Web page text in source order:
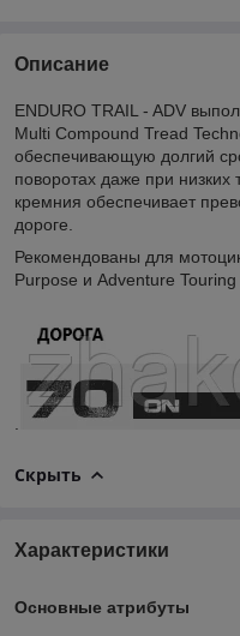
Описание
ENDURO TRAIL - ADV
Multi Compound Tread
обеспечивающую долгий
поворотах даже при
кремния обеспечивает
дороге.
Рекомендованы для
Purpose и Adventure Touring
Скрыть
Характеристики
Основные атрибуты